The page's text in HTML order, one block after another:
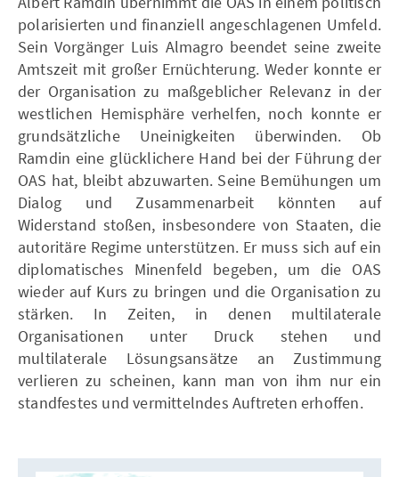
polarisierten und finanziell angeschlagenen Umfeld.
Sein Vorgänger Luis Almagro beendet seine zweite
Amtszeit mit großer Ernüchterung. Weder konnte er
der Organisation zu maßgeblicher Relevanz in der
westlichen Hemisphäre verhelfen, noch konnte er
grundsätzliche Uneinigkeiten überwinden. Ob
Ramdin eine glücklichere Hand bei der Führung der
OAS hat, bleibt abzuwarten. Seine Bemühungen um
Dialog und Zusammenarbeit könnten auf
Widerstand stoßen, insbesondere von Staaten, die
autoritäre Regime unterstützen. Er muss sich auf ein
diplomatisches Minenfeld begeben, um die OAS
wieder auf Kurs zu bringen und die Organisation zu
stärken. In Zeiten, in denen multilaterale
Organisationen unter Druck stehen und
multilaterale Lösungsansätze an Zustimmung
verlieren zu scheinen, kann man von ihm nur ein
standfestes und vermittelndes Auftreten erhoffen.